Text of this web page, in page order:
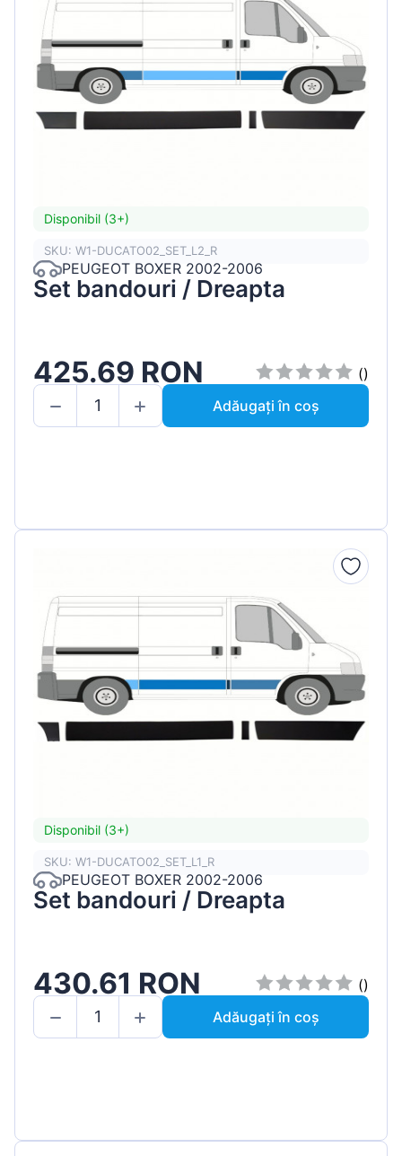
Disponibil (3+)
SKU: W1-DUCATO02_SET_L2_R
PEUGEOT BOXER 2002-2006
Set bandouri / Dreapta
425.69 RON
()
Adăugați în coș
Disponibil (3+)
SKU: W1-DUCATO02_SET_L1_R
PEUGEOT BOXER 2002-2006
Set bandouri / Dreapta
430.61 RON
()
Adăugați în coș